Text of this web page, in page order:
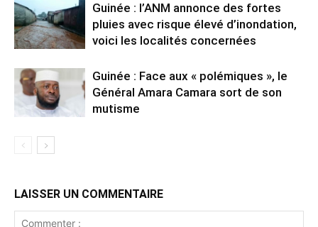
Guinée : l’ANM annonce des fortes
pluies avec risque élevé d’inondation,
voici les localités concernées
Guinée : Face aux « polémiques », le
Général Amara Camara sort de son
mutisme
LAISSER UN COMMENTAIRE